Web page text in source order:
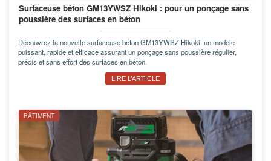
Surfaceuse béton GM13YWSZ Hikoki : pour un ponçage sans
poussière des surfaces en béton
Découvrez la nouvelle surfaceuse béton GM13YWSZ Hikoki, un modèle
puissant, rapide et efficace assurant un ponçage sans poussière régulier,
précis et sans effort des surfaces en béton.
LIRE L’ARTICLE
BÂTIMENT